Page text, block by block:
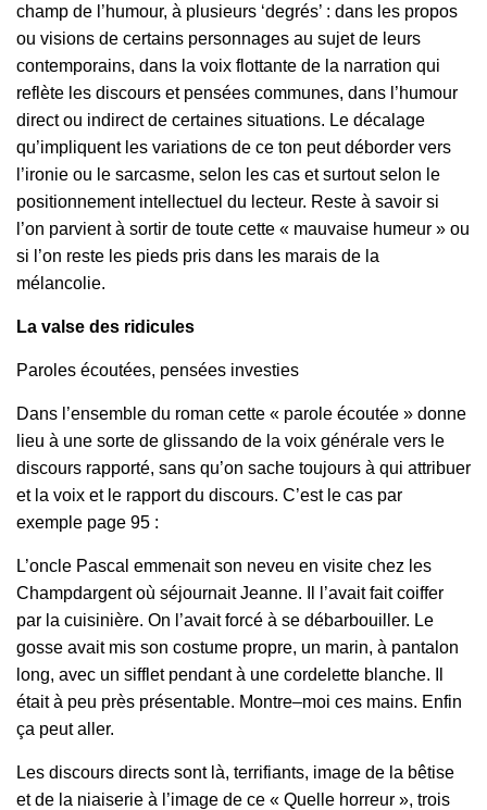
champ de l’humour, à plusieurs ‘degrés’ : dans les propos
ou visions de certains personnages au sujet de leurs
contemporains, dans la voix flottante de la narration qui
reflète les discours et pensées communes, dans l’humour
direct ou indirect de certaines situations. Le décalage
qu’impliquent les variations de ce ton peut déborder vers
l’ironie ou le sarcasme, selon les cas et surtout selon le
positionnement intellectuel du lecteur. Reste à savoir si
l’on parvient à sortir de toute cette « mauvaise humeur » ou
si l’on reste les pieds pris dans les marais de la
mélancolie.
La valse des ridicules
Paroles écoutées, pensées investies
Dans l’ensemble du roman cette « parole écoutée » donne
lieu à une sorte de glissando de la voix générale vers le
discours rapporté, sans qu’on sache toujours à qui attribuer
et la voix et le rapport du discours. C’est le cas par
exemple page 95 :
L’oncle Pascal emmenait son neveu en visite chez les
Champdargent où séjournait Jeanne. Il l’avait fait coiffer
par la cuisinière. On l’avait forcé à se débarbouiller. Le
gosse avait mis son costume propre, un marin, à pantalon
long, avec un sifflet pendant à une cordelette blanche. Il
était à peu près présentable. Montre–moi ces mains. Enfin
ça peut aller.
Les discours directs sont là, terrifiants, image de la bêtise
et de la niaiserie à l’image de ce « Quelle horreur », trois